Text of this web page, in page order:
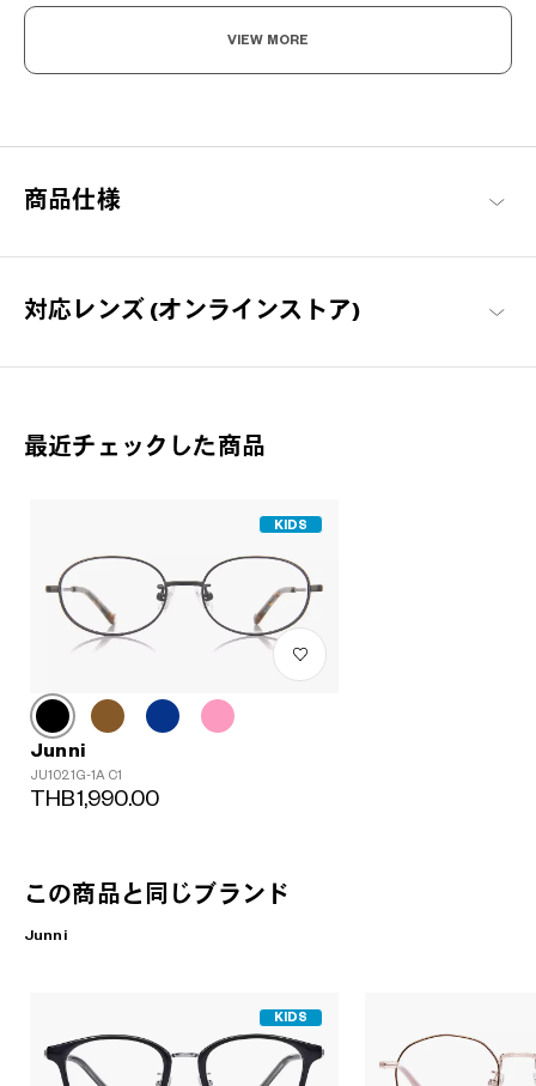
う、フィット感を追求し顔馴染みのよいデザインを提案。
VIEW MORE
商品仕様
対応レンズ (オンラインストア)
最近チェックした商品
KIDS
Junni
JU1021G-1A C1
THB1,990.00
この商品と同じブランド
Junni
KIDS